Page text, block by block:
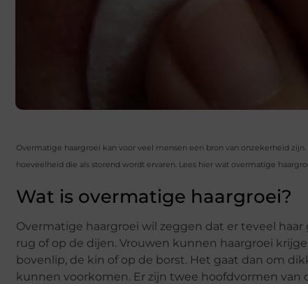
Overmatige haargroei kan voor veel mensen een bron van onzekerheid
hoeveelheid die als storend wordt ervaren. Lees hier wat overmatige
Wat is overmatige haargroei?
Overmatige haargroei wil zeggen dat er teveel
rug of op de dijen. Vrouwen kunnen haargroei
bovenlip, de kin of op de borst. Het gaat dan om
kunnen voorkomen. Er zijn twee hoofdvormen